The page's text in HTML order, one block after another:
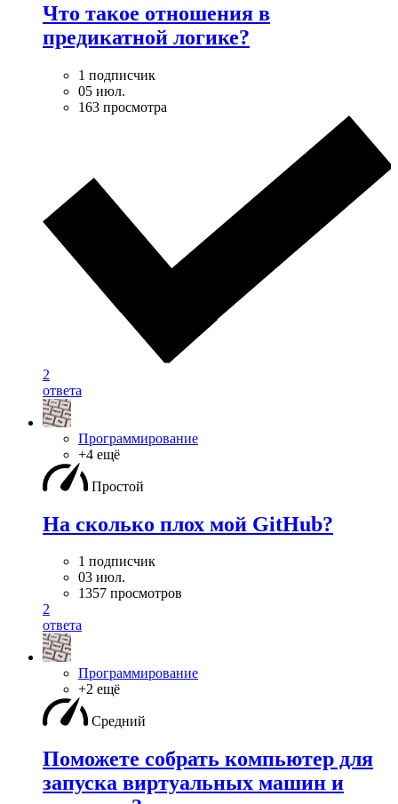
Что такое отношения в
предикатной логике?
1 подписчик
05 июл.
163 просмотра
2
ответа
Программирование
+4 ещё
Простой
На сколько плох мой GitHub?
1 подписчик
03 июл.
1357 просмотров
2
ответа
Программирование
+2 ещё
Средний
Поможете собрать компьютер для
запуска виртуальных машин и